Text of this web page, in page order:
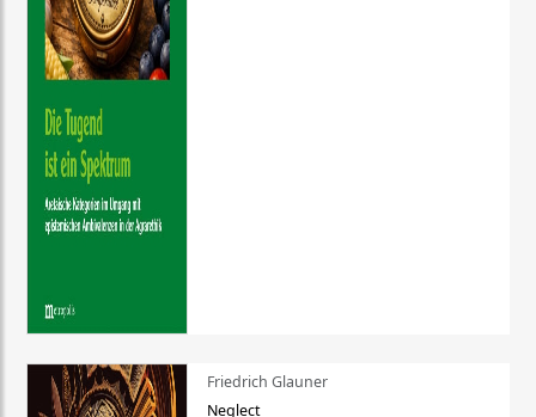
Friedrich Glauner
Neglect